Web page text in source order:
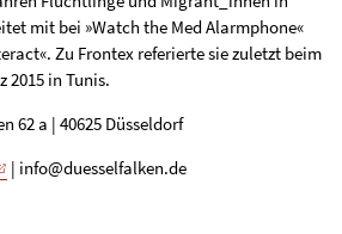
mit bei »Watch the Med Alarmphone«
Zu Frontex referierte sie zuletzt beim
2015 in Tunis.
62 a | 40625 Düsseldorf
| info@duesselfalken.de